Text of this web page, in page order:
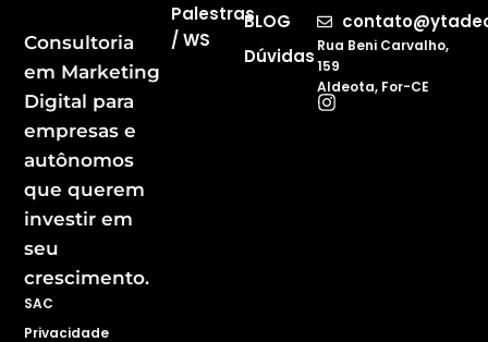
Consultoria
em Marketing
Digital para
empresas e
autônomos
que querem
investir em
seu
crescimento.
SAC
Privacidade
BLOG
Dúvidas
Palestras
/ WS
Rua Beni Carvalho,
159
Aldeota, For-CE